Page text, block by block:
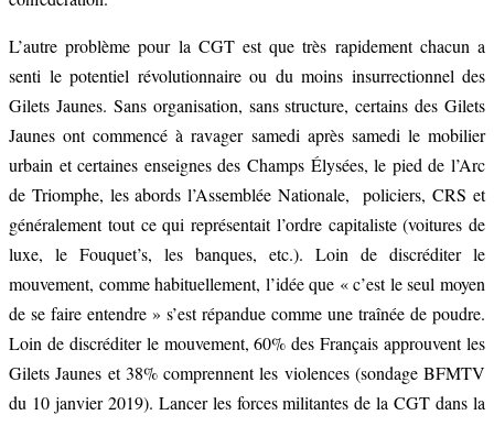
L’autre problème pour la CGT est que très rapidement chacun a
senti le potentiel révolutionnaire ou du moins insurrectionnel des
Gilets Jaunes. Sans organisation, sans structure, certains des Gilets
Jaunes ont commencé à ravager samedi après samedi le mobilier
urbain et certaines enseignes des Champs Élysées, le pied de l’Arc
de Triomphe, les abords l’Assemblée Nationale, policiers, CRS et
généralement tout ce qui représentait l’ordre capitaliste (voitures de
luxe, le Fouquet’s, les banques, etc.). Loin de discréditer le
mouvement, comme habituellement, l’idée que « c’est le seul moyen
de se faire entendre » s’est répandue comme une traînée de poudre.
Loin de discréditer le mouvement, 60% des Français approuvent les
Gilets Jaunes et 38% comprennent les violences (sondage BFMTV
du 10 janvier 2019). Lancer les forces militantes de la CGT dans la